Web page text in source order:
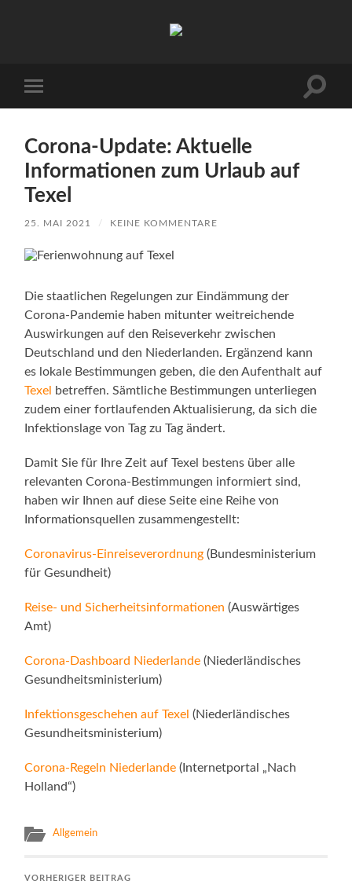
Familie
Menü
Corona-Update: Aktuelle
Informationen zum Urlaub auf
Texel
25. MAI 2021 / KEINE KOMMENTARE
Die staatlichen Regelungen zur Eindämmung der
Corona-Pandemie haben mitunter weitreichende
Auswirkungen auf den Reiseverkehr zwischen
Deutschland und den Niederlanden. Ergänzend kann
es lokale Bestimmungen geben, die den Aufenthalt auf
Texel betreffen. Sämtliche Bestimmungen unterliegen
zudem einer fortlaufenden Aktualisierung, da sich die
Infektionslage von Tag zu Tag ändert.
Damit Sie für Ihre Zeit auf Texel bestens über alle
relevanten Corona-Bestimmungen informiert sind,
haben wir Ihnen auf diese Seite eine Reihe von
Informationsquellen zusammengestellt:
Coronavirus-Einreiseverordnung (Bundesministerium
für Gesundheit)
Reise- und Sicherheitsinformationen (Auswärtiges
Amt)
Corona-Dashboard Niederlande (Niederländisches
Gesundheitsministerium)
Infektionsgeschehen auf Texel (Niederländisches
Gesundheitsministerium)
Corona-Regeln Niederlande (Internetportal „Nach
Holland“)
Allgemein
VORHERIGER BEITRAG